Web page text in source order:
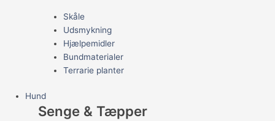
Skåle
Udsmykning
Hjælpemidler
Bundmaterialer
Terrarie planter
Hund
Senge & Tæpper